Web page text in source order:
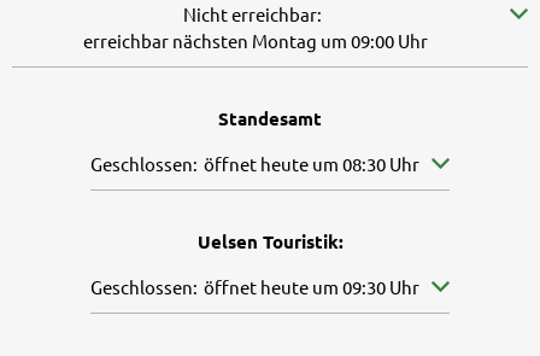
Klicken, um weitere Erreichbarkeiten auszublenden
Nicht erreichbar:
erreichbar nächsten Montag um 09:00 Uhr
Standesamt
Klicken, um weitere Öffnungs- oder Schließzeiten
Geschlossen: öffnet heute um 08:30 Uhr
Uelsen Touristik:
Klicken, um weitere Öffnungs- oder Schließzeiten
Geschlossen: öffnet heute um 09:30 Uhr